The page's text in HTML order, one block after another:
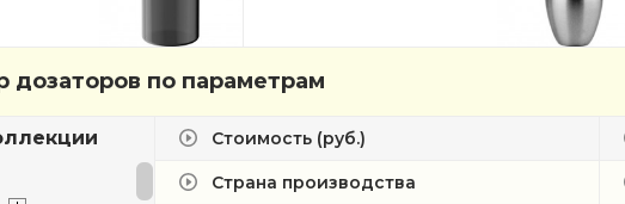
дозаторов по параметрам
Стоимость (руб.)
Страна производства